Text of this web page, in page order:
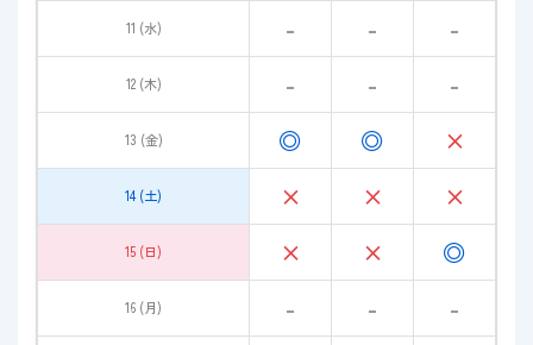
11 (水) - - -
12 (木) - - -
13 (金) ◎ ◎ ×
14 (土) × × ×
15 (日) × × ◎
16 (月) - - -